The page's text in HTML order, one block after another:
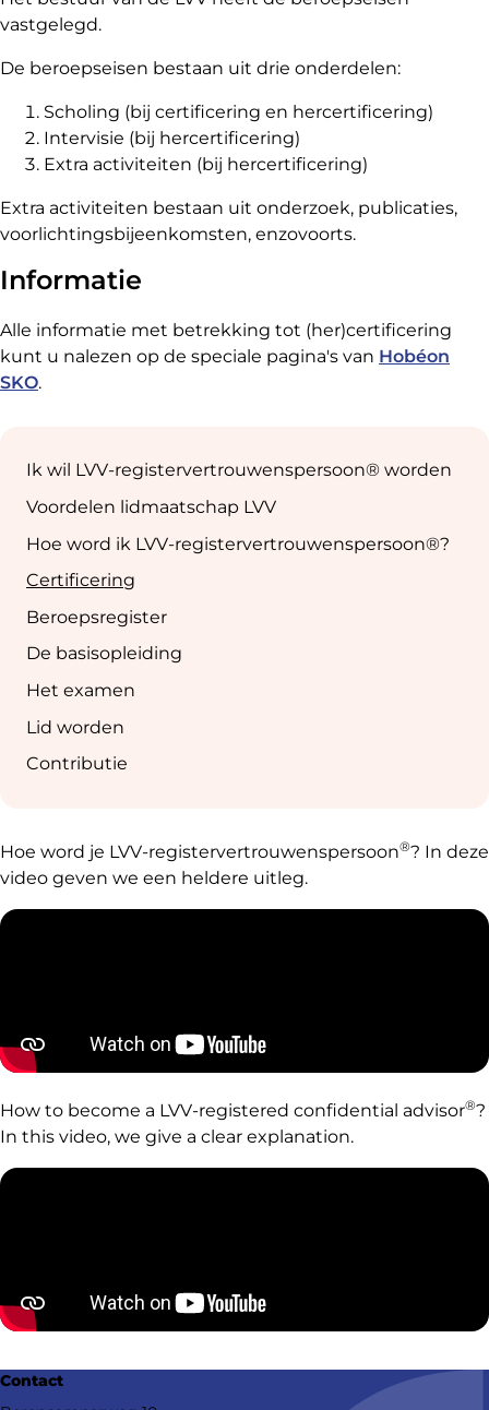
vastgelegd.
De beroepseisen bestaan uit drie onderdelen:
Scholing (bij certificering en hercertificering)
Intervisie (bij hercertificering)
Extra activiteiten (bij hercertificering)
Extra activiteiten bestaan uit onderzoek, publicaties,
voorlichtingsbijeenkomsten, enzovoorts.
Informatie
Alle informatie met betrekking tot (her)certificering
kunt u nalezen op de speciale pagina's van Hobéon
SKO.
navigation
Ik wil LVV-registervertrouwenspersoon® worden
Voordelen lidmaatschap LVV
Hoe word ik LVV-registervertrouwenspersoon®?
Certificering
Beroepsregister
De basisopleiding
Het examen
Lid worden
Contributie
Hoe word je LVV-registervertrouwenspersoon®? In deze
video geven we een heldere uitleg.
How to become a LVV-registered confidential advisor®?
In this video, we give a clear explanation.
Contact